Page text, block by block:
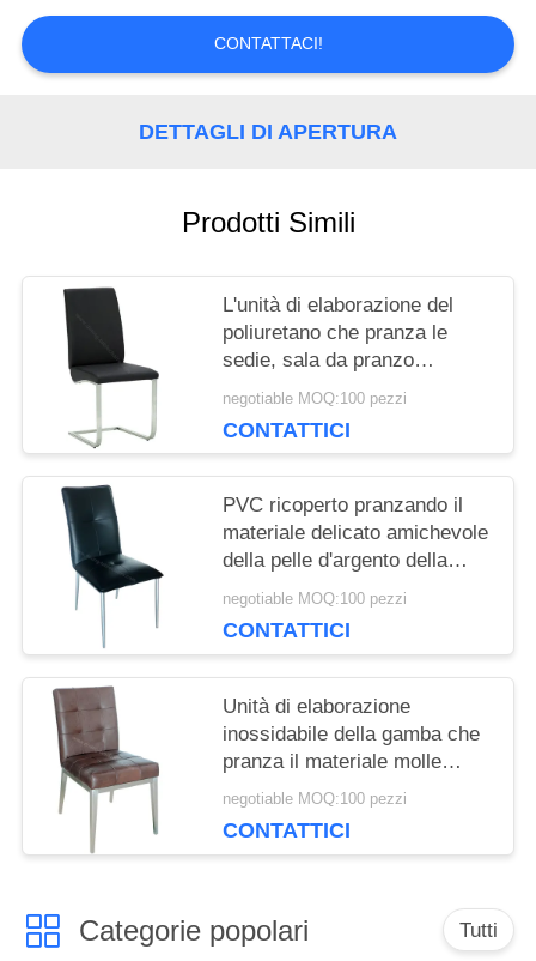
MAPPA
DEL
CONTATTACI!
DETTAGLI DI APERTURA
Prodotti Simili
L'unità di elaborazione del
poliuretano che pranza le
sedie, sala da pranzo
ricoperta presiede la gamba
dell'acciaio di Stainess
negotiable MOQ:100 pezzi
CONTATTICI
PVC ricoperto pranzando il
materiale delicato amichevole
della pelle d'argento della
gamba della sedia
negotiable MOQ:100 pezzi
CONTATTICI
Unità di elaborazione
inossidabile della gamba che
pranza il materiale molle
amichevole della pelle delle
casa
negotiable MOQ:100 pezzi
CONTATTICI
Categorie popolari Tutti